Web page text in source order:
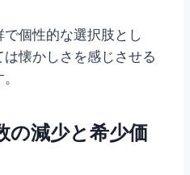
個性的な選択肢とし
懐かしさを感じさせる
の減少と希少価